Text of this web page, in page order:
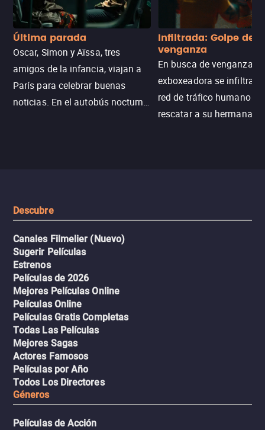
Última parada
Oscar, Simon y Aïssa, tres
amigos de la infancia, viajan a
París para celebrar buenas
noticias. En el autobús nocturno
Infiltrada: Golpe de
venganza
En busca de venganza,
exboxeadora se infiltra
red de tráfico humano
rescatar a su hermana
Descubre
Canales Filmelier (Nuevo)
Sugerir Películas
Estrenos
Películas de 2026
Mejores Películas Online
Películas Online
Películas Gratis Completas
Todas Las Películas
Mejores Sagas
Actores Famosos
Películas por Año
Todos Los Directores
Géneros
Películas de Acción